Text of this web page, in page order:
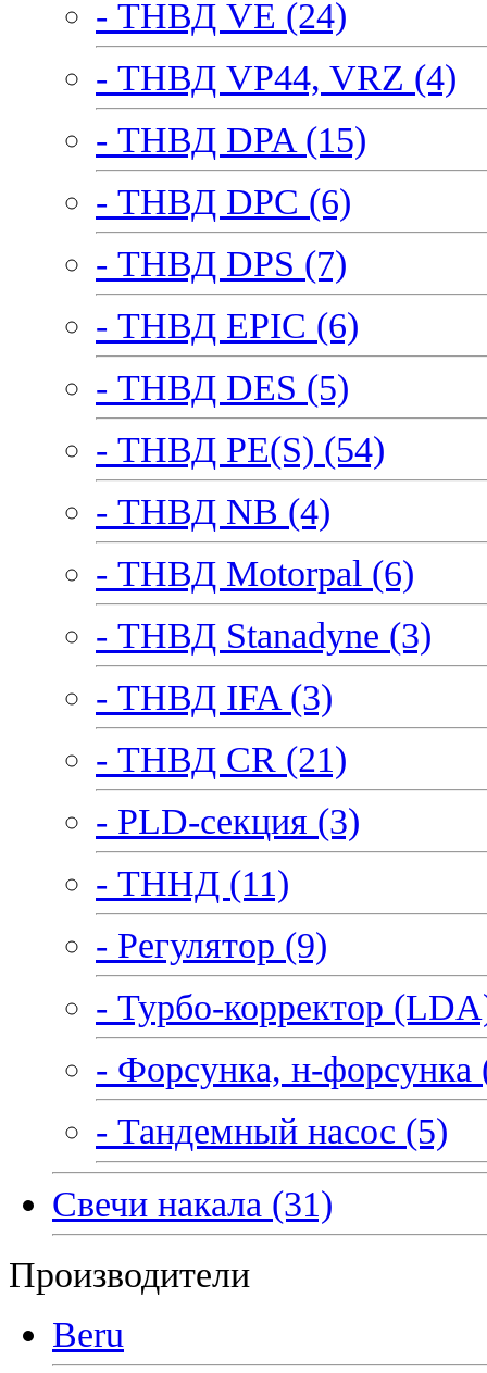
- ТНВД VE (24)
- ТНВД VP44, VRZ (4)
- ТНВД DPA (15)
- ТНВД DPC (6)
- ТНВД DPS (7)
- ТНВД EPIC (6)
- ТНВД DES (5)
- ТНВД PE(S) (54)
- ТНВД NB (4)
- ТНВД Motorpal (6)
- ТНВД Stanadyne (3)
- ТНВД IFA (3)
- ТНВД CR (21)
- PLD-секция (3)
- ТННД (11)
- Регулятор (9)
- Турбо-корректор
- Форсунка, н-форсунка
- Тандемный насос (5)
Свечи накала (31)
Производители
Beru